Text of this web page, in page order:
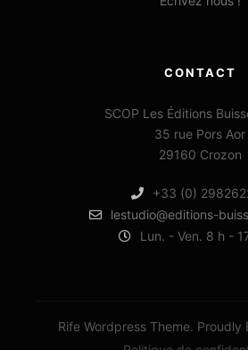
CONTACT
SCOP Les Éditions
35 rue Pors Aor
29160 Crozon
+33 (0)
lestudio@editions-
Lun. - Ven. 8 h -
Rife Wordpress Theme. Proudly